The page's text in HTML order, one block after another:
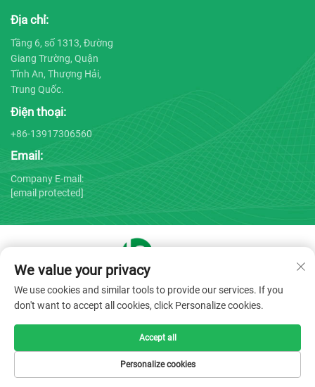
Địa chỉ:
Tầng 6, số 1313, Đường
Giang Trường, Quận
Tĩnh An, Thượng Hải,
Trung Quốc.
Điện thoại:
+86-13917306560
Email:
Company E-mail:
[email protected]
Bản quyền © 2025 bởi Công ty TNHH Thiết bị Y tế Thượng Hải
Bojin -Chính sách bảo mật
We value your privacy
We use cookies and similar tools to provide our services. If you
don't want to accept all cookies, click Personalize cookies.
Personalize cookies
Accept all